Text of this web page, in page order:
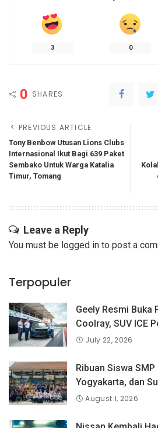
3 0
0 SHARES
PREVIOUS ARTICLE
Tony Benbow Utusan Lions Clubs
Internasional Ikut Bagi 639 Paket
Sembako Untuk Warga Katalia
Timur, Tomang
Leave a Reply
You must be logged in to post a
Terpopuler
Geely Resmi Buka
Coolray, SUV ICE
Indonesia yang
July 22, 2026
Ribuan Siswa
Yogyakarta, dan
Langsung
Nation 2026.
August 1, 2026